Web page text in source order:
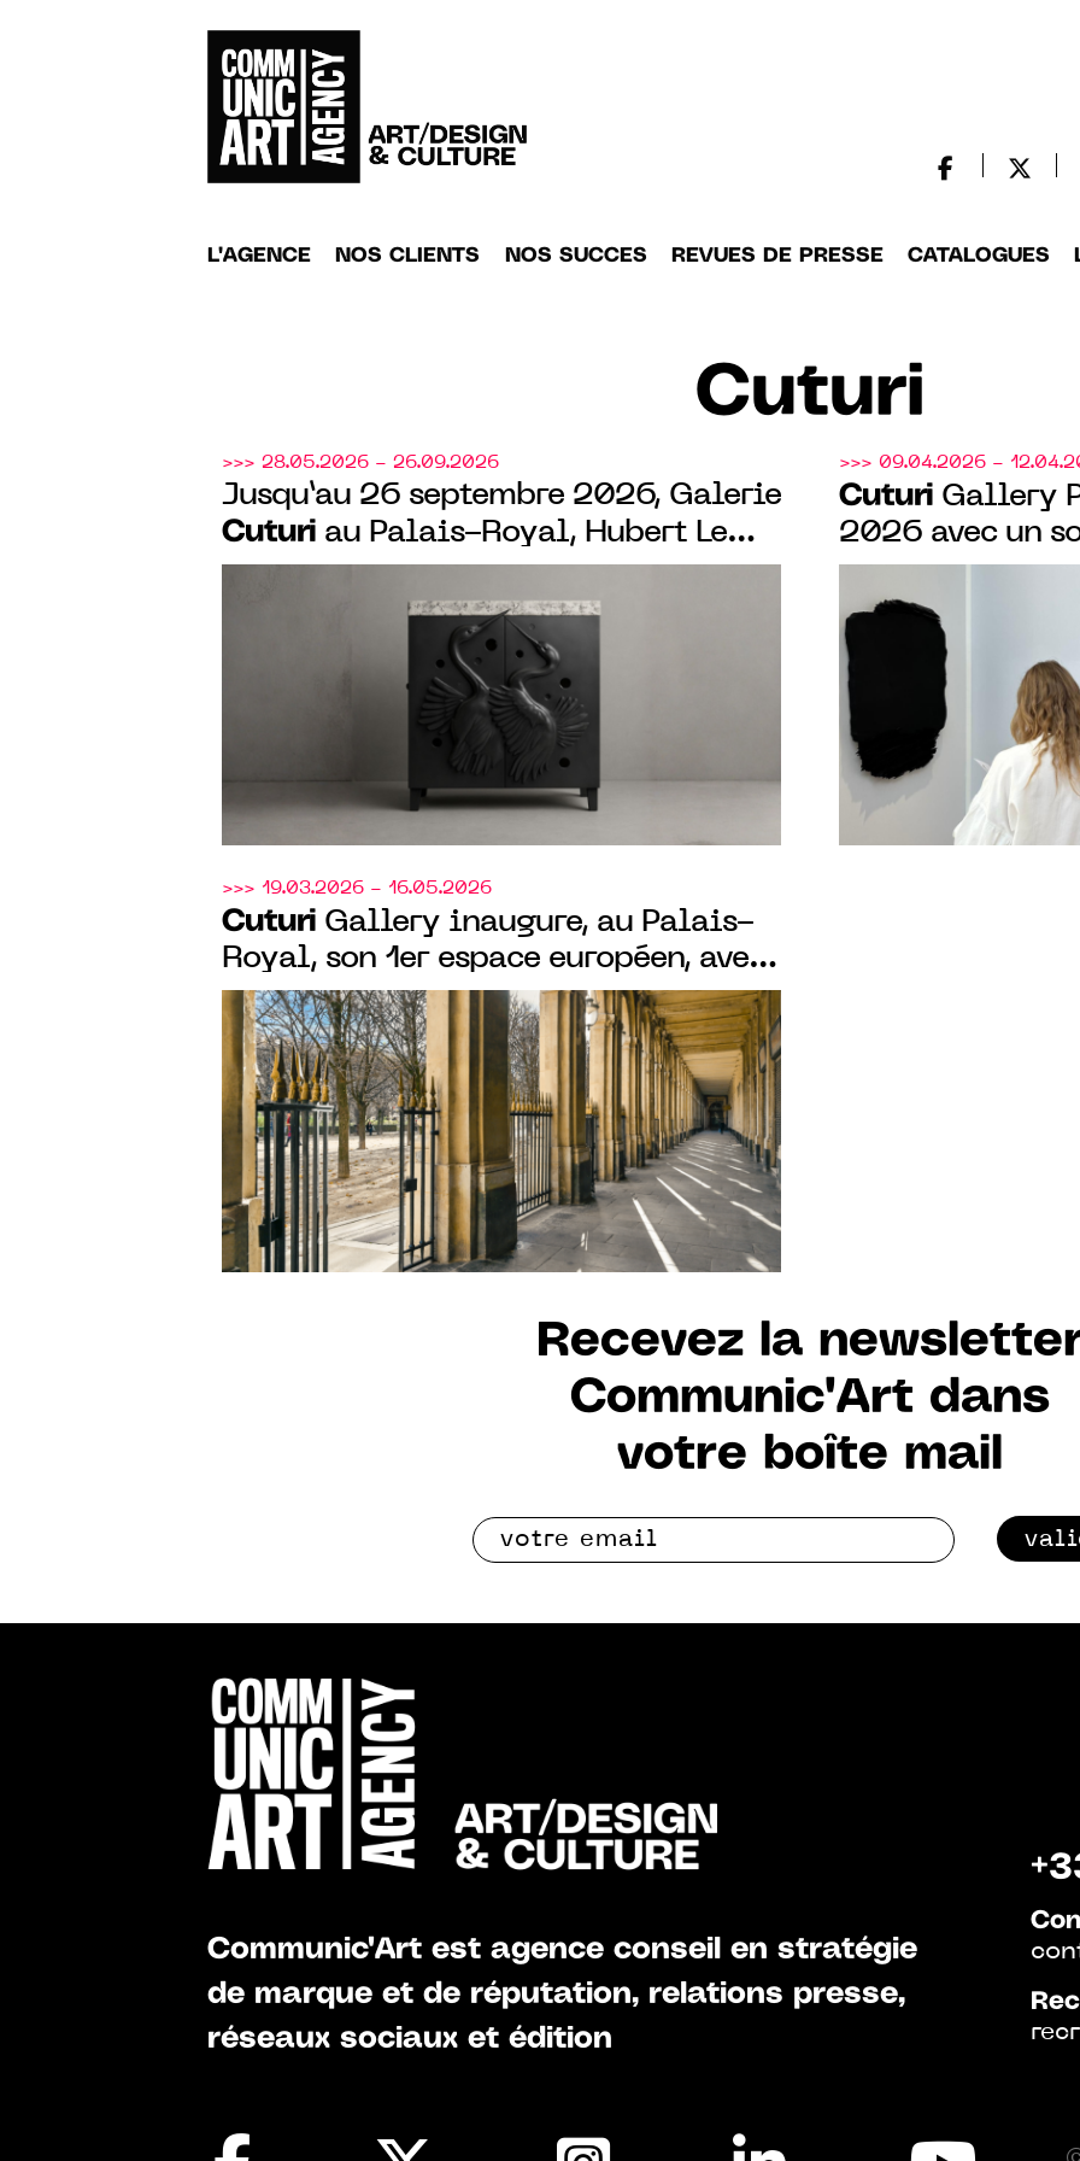
L'AGENCE NOS CLIENTS NOS SUCCES REVUES DE PRESSE CATALOGUES
Cuturi
>>> 28.05.2026 - 26.09.2026
Jusqu’au 26 septembre 2026, Galerie
Cuturi au Palais-Royal, Hubert Le
Gall expose "Arbres de la forêt, vous
connaissez notre âme" un ensemble
inédit de sculptures inspirées d’un
poème de Victor Hugo
>>> 09.04.2026 -
Cuturi Gallery
2026 avec un
indienne
>>> 19.03.2026 - 16.05.2026
Cuturi Gallery inaugure, au Palais-
Royal, son 1er espace européen, avec
"Decadence & Decay", exposition
collective curatée par Deborah Lim
(Singapour)
Recevez la
Communic'Art dans
votre boîte mail
Communic'Art est agence conseil en stratégie
de marque et de réputation, relations presse,
réseaux sociaux et édition